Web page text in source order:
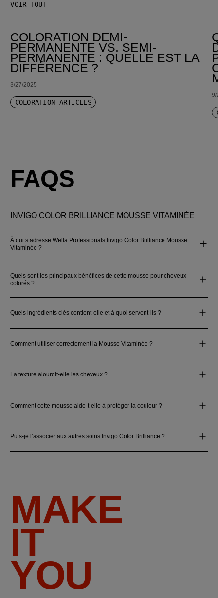
VOIR TOUT
COLORATION DEMI-
PERMANENTE VS. SEMI-
PERMANENTE : QUELLE EST LA
DIFFÉRENCE ?
3/27/2025
COLORATION ARTICLES
9/
FAQS
INVIGO COLOR BRILLIANCE MOUSSE VITAMINÉE
À qui s’adresse Wella Professionals Invigo Color Brilliance Mousse
Vitaminée ?
Quels sont les principaux bénéfices de cette mousse pour cheveux
colorés ?
Quels ingrédients clés contient-elle et à quoi servent-ils ?
Comment utiliser correctement la Mousse Vitaminée ?
La texture alourdit-elle les cheveux ?
Comment cette mousse aide-t-elle à protéger la couleur ?
Puis-je l’associer aux autres soins Invigo Color Brilliance ?
MAKE
IT
YOU